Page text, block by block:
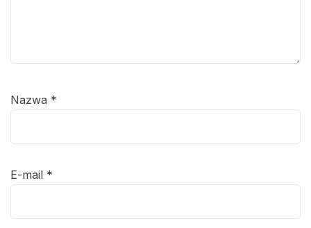
Nazwa *
E-mail *